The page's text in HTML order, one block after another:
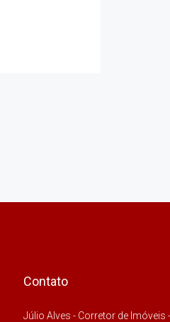
Contato
Júlio Alves - Corretor de Imóveis